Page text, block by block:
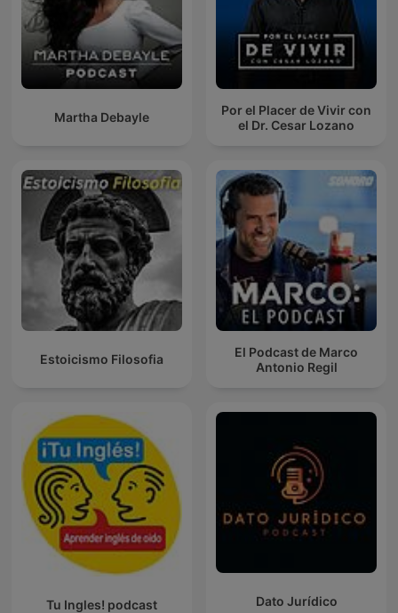
Martha Debayle
Por el Placer de Vivir con
el Dr. Cesar Lozano
Estoicismo Filosofia
El Podcast de Marco
Antonio Regil
Tu Ingles! podcast Dato Jurídico